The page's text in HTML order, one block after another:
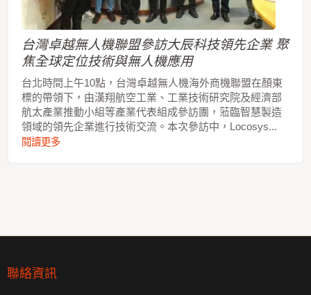
台灣卓越無人機聯盟參訪大辰科技領先企業 聚
焦全球定位技術與無人機應用
台北時間上午10點，台灣卓越無人機海外商機聯盟在顏東
標的帶領下，由漢翔航空工業、工業技術研究院及經濟部
航太產業推動小組等產業代表組成參訪團，蒞臨智慧製造
領域的領先企業進行技術交流。本次參訪中，Locosys...
閱讀更多
聯絡資訊